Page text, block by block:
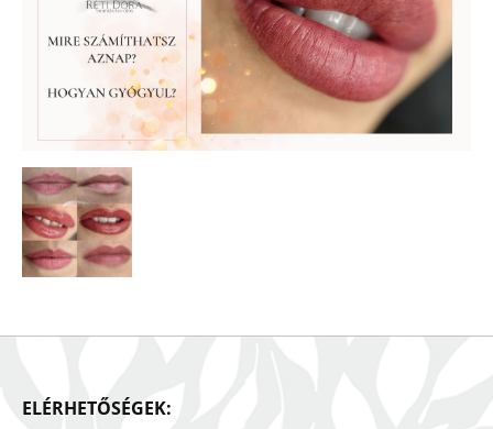
ELÉRHETŐSÉGEK: